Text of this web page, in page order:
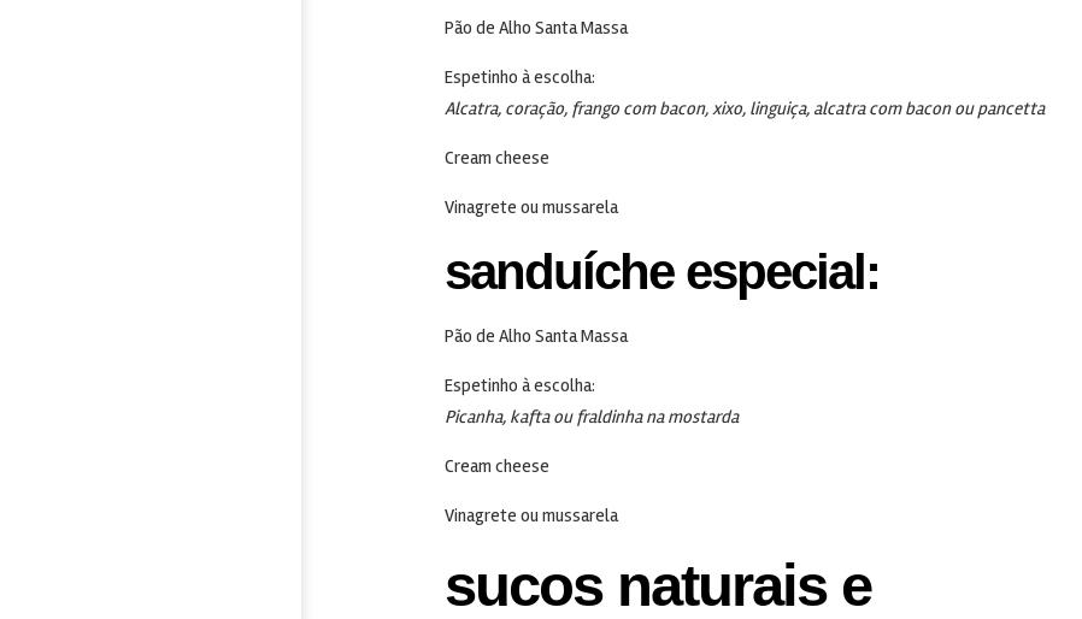
Pão de Alho Santa Massa
Espetinho à escolha:
Alcatra, coração, frango com bacon, xixo, linguiça, alcatra com bacon ou pancetta
Cream cheese
Vinagrete ou mussarela
sanduíche especial:
Pão de Alho Santa Massa
Espetinho à escolha:
Picanha, kafta ou fraldinha na mostarda
Cream cheese
Vinagrete ou mussarela
sucos naturais e